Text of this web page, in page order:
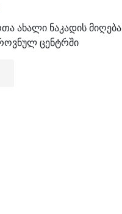
ახალი ნაკადის მიღება
ცენტრში